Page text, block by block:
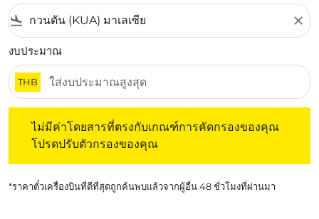
flight_land close
งบประมาณ
THB
ไม่มีค่าโดยสารที่ตรงกับเกณฑ์การคัดกรองของคุณ
โปรดปรับตัวกรองของคุณ
*ราคาตั๋วเครื่องบินที่ดีที่สุดถูกค้นพบแล้วจากผู้อื่น 48 ชั่วโมงที่ผ่านมา